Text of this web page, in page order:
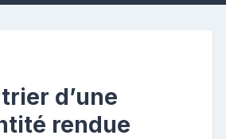
d’une
rendue